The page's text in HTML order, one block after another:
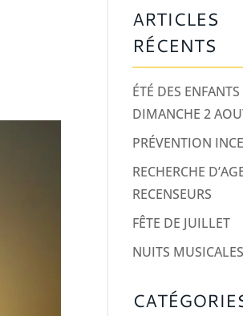
ARTICLES
RÉCENTS
ÉTÉ DES ENFANTS
DIMANCHE 2
PRÉVENTION
RECHERCHE
RECENSEURS
FÊTE DE JUILLET
NUITS MUSICALES